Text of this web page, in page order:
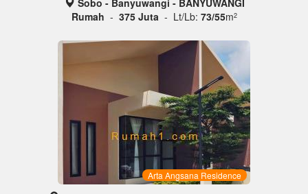
Sobo - Banyuwangi - BANYUWANGI
Rumah - 375 Juta - Lt/Lb: 73/55m2
Arta Angsana Residence